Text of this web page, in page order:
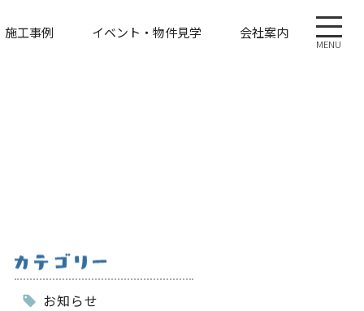
MENU
施工事例 イベント・物件見学 会社案内
お知らせ